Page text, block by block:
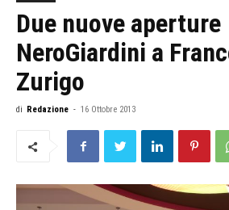
Due nuove aperture
NeroGiardini a
Zurigo
di Redazione - 16 Ottobre 2013